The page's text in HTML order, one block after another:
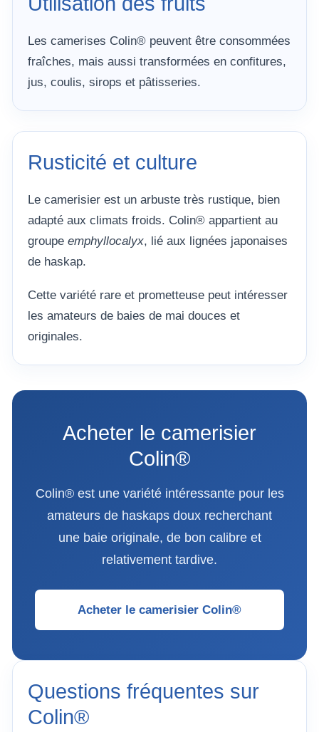
Les camerises Colin® peuvent être consommées
fraîches, mais aussi transformées en confitures,
jus, coulis, sirops et pâtisseries.
Rusticité et culture
Le camerisier est un arbuste très rustique, bien
adapté aux climats froids. Colin® appartient au
groupe emphyllocalyx, lié aux lignées japonaises
de haskap.
Cette variété rare et prometteuse peut intéresser
les amateurs de baies de mai douces et
originales.
Acheter le camerisier
Colin®
Colin® est une variété intéressante pour les
amateurs de haskaps doux recherchant
une baie originale, de bon calibre et
relativement tardive.
Acheter le camerisier Colin®
Questions fréquentes sur
Colin®